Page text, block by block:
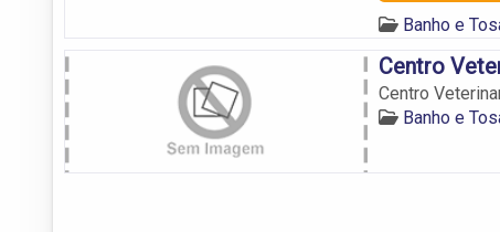
Banho e
Centro
Centro
Banho e